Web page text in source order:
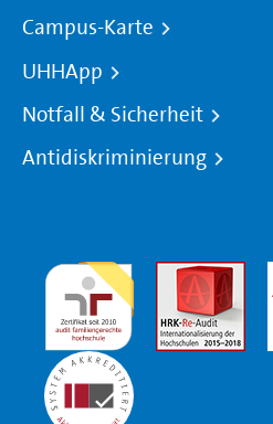
Campus-Karte
UHHApp
Notfall & Sicherheit
Antidiskriminierung